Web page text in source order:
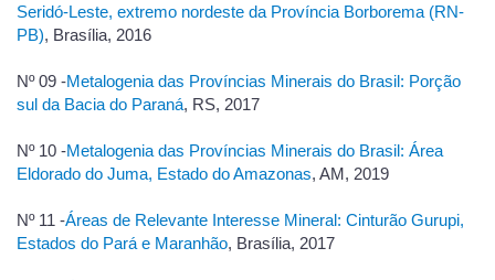
Seridó-Leste, extremo nordeste da Província Borborema (RN-
PB), Brasília, 2016
Nº 09 -Metalogenia das Províncias Minerais do Brasil: Porção
sul da Bacia do Paraná, RS, 2017
Nº 10 -Metalogenia das Províncias Minerais do Brasil: Área
Eldorado do Juma, Estado do Amazonas, AM, 2019
Nº 11 -Áreas de Relevante Interesse Mineral: Cinturão Gurupi,
Estados do Pará e Maranhão, Brasília, 2017